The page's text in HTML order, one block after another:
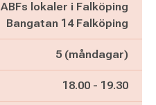
ABFs lokaler i Falköping
Bangatan 14 Falköping
5 (måndagar)
Pågår mellan
18.00 - och
19.30